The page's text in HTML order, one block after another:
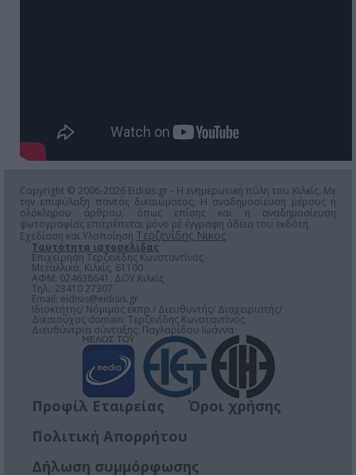
Copyright © 2006-2026 Eidisis.gr - Η ενημερωτική πύλη του Κιλκίς. Με
την επιφύλαξη παντός δικαιώματος. Η αναδημοσίευση μέρους ή
ολόκληρου άρθρου, όπως επίσης και η αναδημοσίευση
φωτογραφίας επιτρέπεται μόνο μέ έγγραφη άδεια του εκδότη.
Σχεδίαση και Υλοποίηση Τερζενίδης Νικος
Ταυτότητα ιστοσελίδας
Επιχείρηση Τερζενίδης Κωνσταντίνος
Μεταλλικό, Κιλκίς, 61100
ΑΦΜ: 024638641, ΔΟΥ Κιλκίς
Τηλ.: 23410 27307
Email: eidisis@eidisis.gr
Ιδιοκτήτης/ Νόμιμος εκπρ./ Διευθυντής/ Διαχειριστής/
Δικαιούχος domain: Τερζενίδης Κωνσταντίνος
Διευθύντρια σύνταξης: Παγλαρίδου Ιωάννα
Προφίλ Εταιρείας
Όροι χρήσης
Πολιτική Απορρήτου
Δήλωση συμμόρφωσης